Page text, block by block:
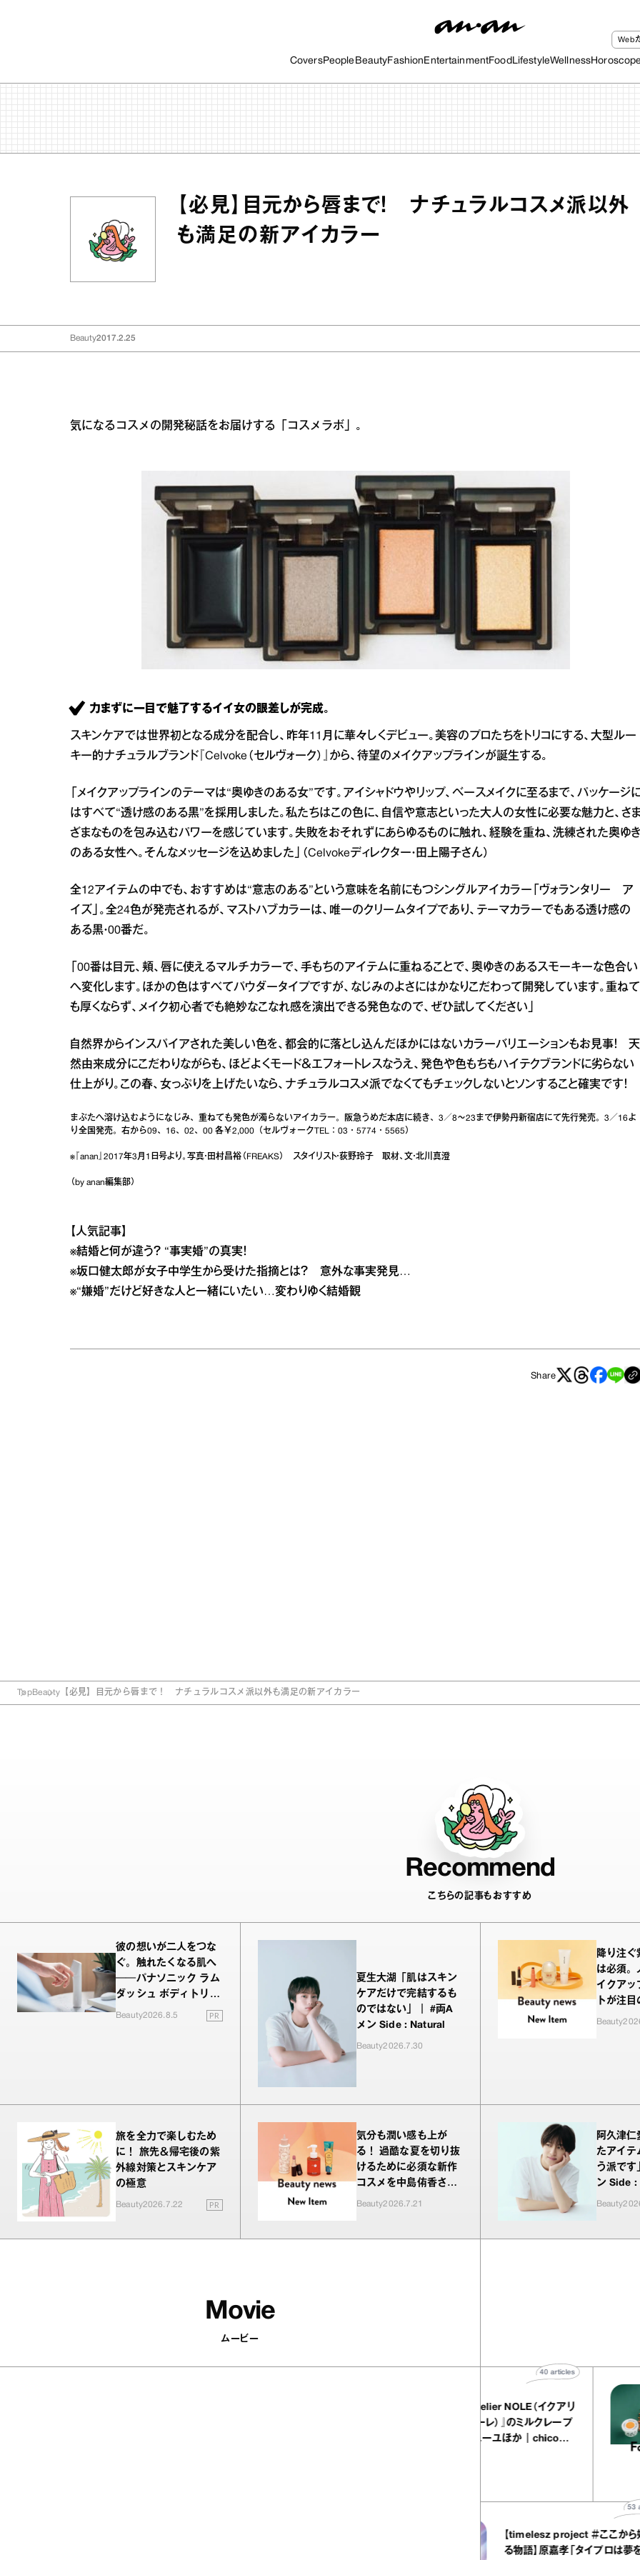
CoversPeople BeautyFashion EntertainmentFood LifestyleWellness
Web
【必見】目元から唇まで！ ナチュラルコスメ派以外
も満足の新アイカラー
Beauty2017.2.25
気になるコスメの開発秘話をお届けする「コスメラボ」。
力まずに一目で魅了するイイ女の眼差しが完成。
スキンケアでは世界初となる成分を配合し、昨年11月に華々しくデビュー。美容のプロたちをトリコにする、大型ルー
キー的ナチュラルブランド『Celvoke（セルヴォーク）』から、待望のメイクアップラインが誕生する。
「メイクアップラインのテーマは“奥ゆきのある女”です。アイシャドウやリップ、ベースメイクに至るまで、パッケージ
はすべて“透け感のある黒”を採用しました。私たちはこの色に、自信や意志といった大人の女性に必要な魅力と、さ
ざまなものを包み込むパワーを感じています。失敗をおそれずにあらゆるものに触れ、経験を重ね、洗練された奥ゆき
のある女性へ。そんなメッセージを込めました」（Celvokeディレクター・田上陽子さん）
全12アイテムの中でも、おすすめは“意志のある”という意味を名前にもつシングルアイカラー「ヴォランタリー ア
イズ」。全24色が発売されるが、マストハブカラーは、唯一のクリームタイプであり、テーマカラーでもある透け感の
ある黒・00番だ。
「00番は目元、頬、唇に使えるマルチカラーで、手もちのアイテムに重ねることで、奥ゆきのあるスモーキーな色合い
へ変化します。ほかの色はすべてパウダータイプですが、なじみのよさにはかなりこだわって開発しています。重ねて
も厚くならず、メイク初心者でも絶妙なこなれ感を演出できる発色なので、ぜひ試してください」
自然界からインスパイアされた美しい色を、都会的に落とし込んだほかにはないカラーバリエーションもお見事！ 天
然由来成分にこだわりながらも、ほどよくモード＆エフォートレスなうえ、発色や色もちもハイテクブランドに劣らない
仕上がり。この春、女っぷりを上げたいなら、ナチュラルコスメ派でなくてもチェックしないとソンすること確実です！
まぶたへ溶け込むようになじみ、重ねても発色が濁らないアイカラー。阪急うめだ本店に続き、3／8～23まで伊勢丹新宿店にて先行発売。3／16よ
り全国発売。右から09、16、02、00 各￥2,000（セルヴォークTEL：03・5774・5565）
※『anan』2017年3月1日号より。写真・田村昌裕（FREAKS） スタイリスト・荻野玲子 取材、文・北川真澄
（by anan編集部）
【人気記事】
※結婚と何が違う？ “事実婚”の真実！
※坂口健太郎が女子中学生から受けた指摘とは？ 意外な事実発見…
※“嫌婚”だけど好きな人と一緒にいたい…変わりゆく結婚観
Share
TopBeauty 【必見】目元から唇まで！ ナチュラルコスメ派以外も満足の新アイカラー
Recommend
こちらの記事もおすすめ
彼の想いが二人をつな
ぐ。触れたくなる肌へ
──パナソニック ラム
ダッシュ ボディトリマ
ーが進化！
Beauty2026.8.5 PR
夏生大湖「肌はスキン
ケアだけで完結するも
のではない」｜ #両A
メン Side : Natural
Beauty2026.7.30
降り注ぐ
は必須。
イクアッ
トが注目
をお試し
Beauty
旅を全力で楽しむため
に！ 旅先＆帰宅後の紫
外線対策とスキンケア
の極意
Beauty2026.7.22 PR
気分も潤い感も上が
る！ 過酷な夏を切り抜
けるために必須な新作
コスメを中島侑香さん
がお試し
Beauty2026.7.21
阿久津仁
たアイテ
う派です
ン Side
Beauty
Movie
ムービー
『EQUALLY atelier NOLE（イクアリ
ー アトリエ ノーレ）』のミルクレープ
キャラメルバニーユほか｜chico
【timelesz project ＃ここから始ま
る物語】原嘉孝「タイプロは夢をもう
articles